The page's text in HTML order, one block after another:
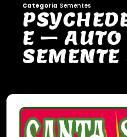
Categoria Sementes
PSYCHED
E – AUTO
SEMENTE